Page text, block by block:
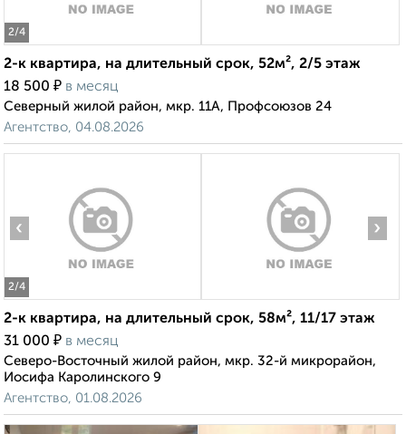
2/4
2-к квартира, на длительный срок, 52м², 2/5 этаж
18 500 ₽ в месяц
Северный жилой район, мкр. 11А, Профсоюзов 24
Агентство, 04.08.2026
2/4
‹ ›
2-к квартира, на длительный срок, 58м², 11/17 этаж
31 000 ₽ в месяц
Северо-Восточный жилой район, мкр. 32-й микрорайон,
Иосифа Каролинского 9
Агентство, 01.08.2026